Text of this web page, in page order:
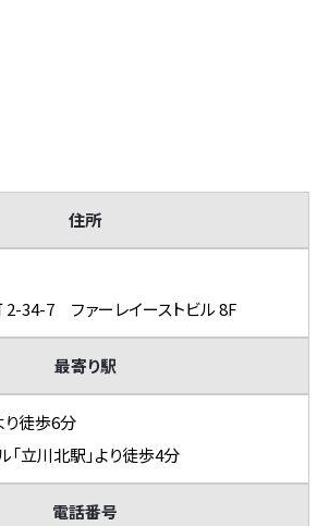
住所
34-7 ファーレイーストビル 8F
最寄り駅
り徒歩6分
「立川北駅」より徒歩4分
電話番号